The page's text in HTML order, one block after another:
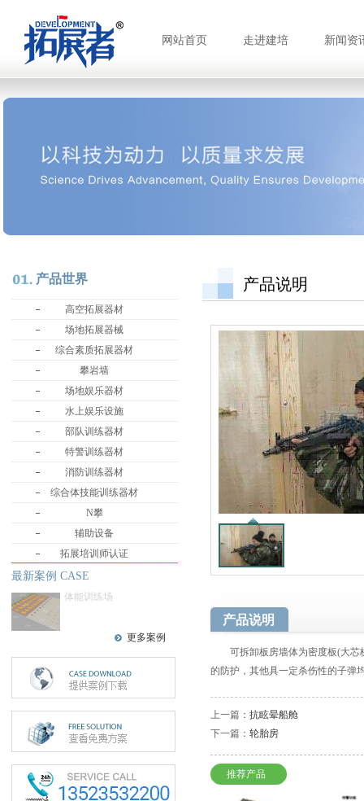
网站首页 走进建培 新闻资
产品世界
高空拓展器材
场地拓展器械
综合素质拓展器材
攀岩墙
场地娱乐器材
水上娱乐设施
部队训练器材
特警训练器材
消防训练器材
综合体技能训练器材
N攀
辅助设备
拓展培训师认证
最新案例 CASE
体能训练场
更多案例
产品说明
产品说明
可拆卸板房墙体为密度板(大芯
的防护，其他具一定杀伤性的子弹
上一篇： 抗眩晕船舱
下一篇： 轮胎房
推荐产品